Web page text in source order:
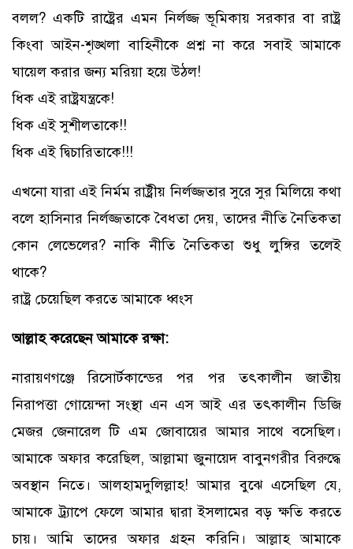
বলল? একটি রাষ্ট্রের এমন নির্লজ্জ ভূমিকায় সরকার বা রাষ্ট্র
কিংবা আইন-শৃঙ্খলা বাহিনীকে প্রশ্ন না করে সবাই আমাকে
ঘায়েল করার জন্য মরিয়া হয়ে উঠল!
ধিক এই রাষ্ট্রযন্ত্রকে!
ধিক এই সুশীলতাকে!!
ধিক এই দ্বিচারিতাকে!!!
এখনো যারা এই নির্মম রাষ্ট্রীয় নির্লজ্জতার সুরে সুর মিলিয়ে কথা
বলে হাসিনার নির্লজ্জতাকে বৈধতা দেয়, তাদের নীতি নৈতিকতা
কোন লেভেলের? নাকি নীতি নৈতিকতা শুধু লুঙ্গির তলেই
থাকে?
রাষ্ট্র চেয়েছিল করতে আমাকে ধ্বংস
আল্লাহ করেছেন আমাকে রক্ষা:
নারায়ণগঞ্জে রিসোর্টকান্ডের পর পর তৎকালীন জাতীয়
নিরাপত্তা গোয়েন্দা সংস্থা এন এস আই এর তৎকালীন ডিজি
মেজর জেনারেল টি এম জোবায়ের আমার সাথে বসেছিল।
আমাকে অফার করেছিল, আল্লামা জুনায়েদ বাবুনগরীর বিরুদ্ধে
অবস্থান নিতে। আলহামদুলিল্লাহ! আমার বুঝে এসেছিল যে,
আমাকে ট্র্যাপে ফেলে আমার দ্বারা ইসলামের বড় ক্ষতি করতে
চায়। আমি তাদের অফার গ্রহন করিনি। আল্লাহ আমাকে